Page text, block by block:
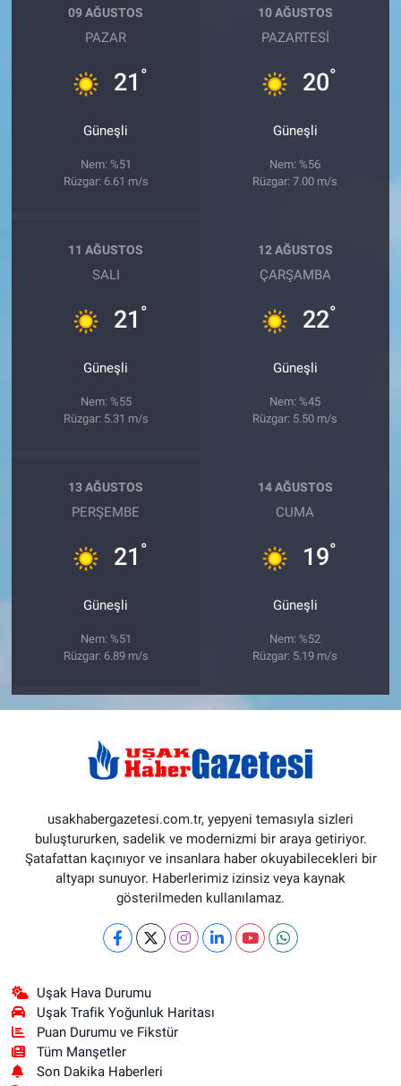
09 AĞUSTOS
PAZAR
21 °
Güneşli
Nem: %51
Rüzgar: 6.61 m/s
10 AĞUSTOS
PAZARTESI
20°
Güneşli
Nem: %56
Rüzgar: 7.00 m/s
11 AĞUSTOS
SALI
21 °
Güneşli
Nem: %55
Rüzgar: 5.31 m/s
12 AĞUSTOS
ÇARŞAMBA
22°
Güneşli
Nem: %45
Rüzgar: 5.50 m/s
13 AĞUSTOS
PERŞEMBE
21 °
Güneşli
Nem: %51
Rüzgar: 6.89 m/s
14 AĞUSTOS
CUMA
19°
Güneşli
Nem: %52
Rüzgar: 5.19 m/s
usakhabergazetesi.com.tr, yepyeni temasıyla sizleri
buluştururken, sadelik ve modernizmi bir araya getiriyor.
Şatafattan kaçınıyor ve insanlara haber okuyabilecekleri bir
altyapı sunuyor. Haberlerimiz izinsiz veya kaynak
gösterilmeden kullanılamaz.
Uşak Hava Durumu
Uşak Trafik Yoğunluk Haritası
Puan Durumu ve Fikstür
Tüm Manşetler
Son Dakika Haberleri